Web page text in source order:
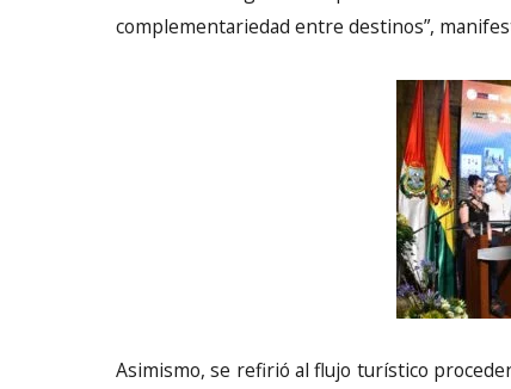
complementariedad entre destinos”,
Asimismo, se refirió al flujo turístico